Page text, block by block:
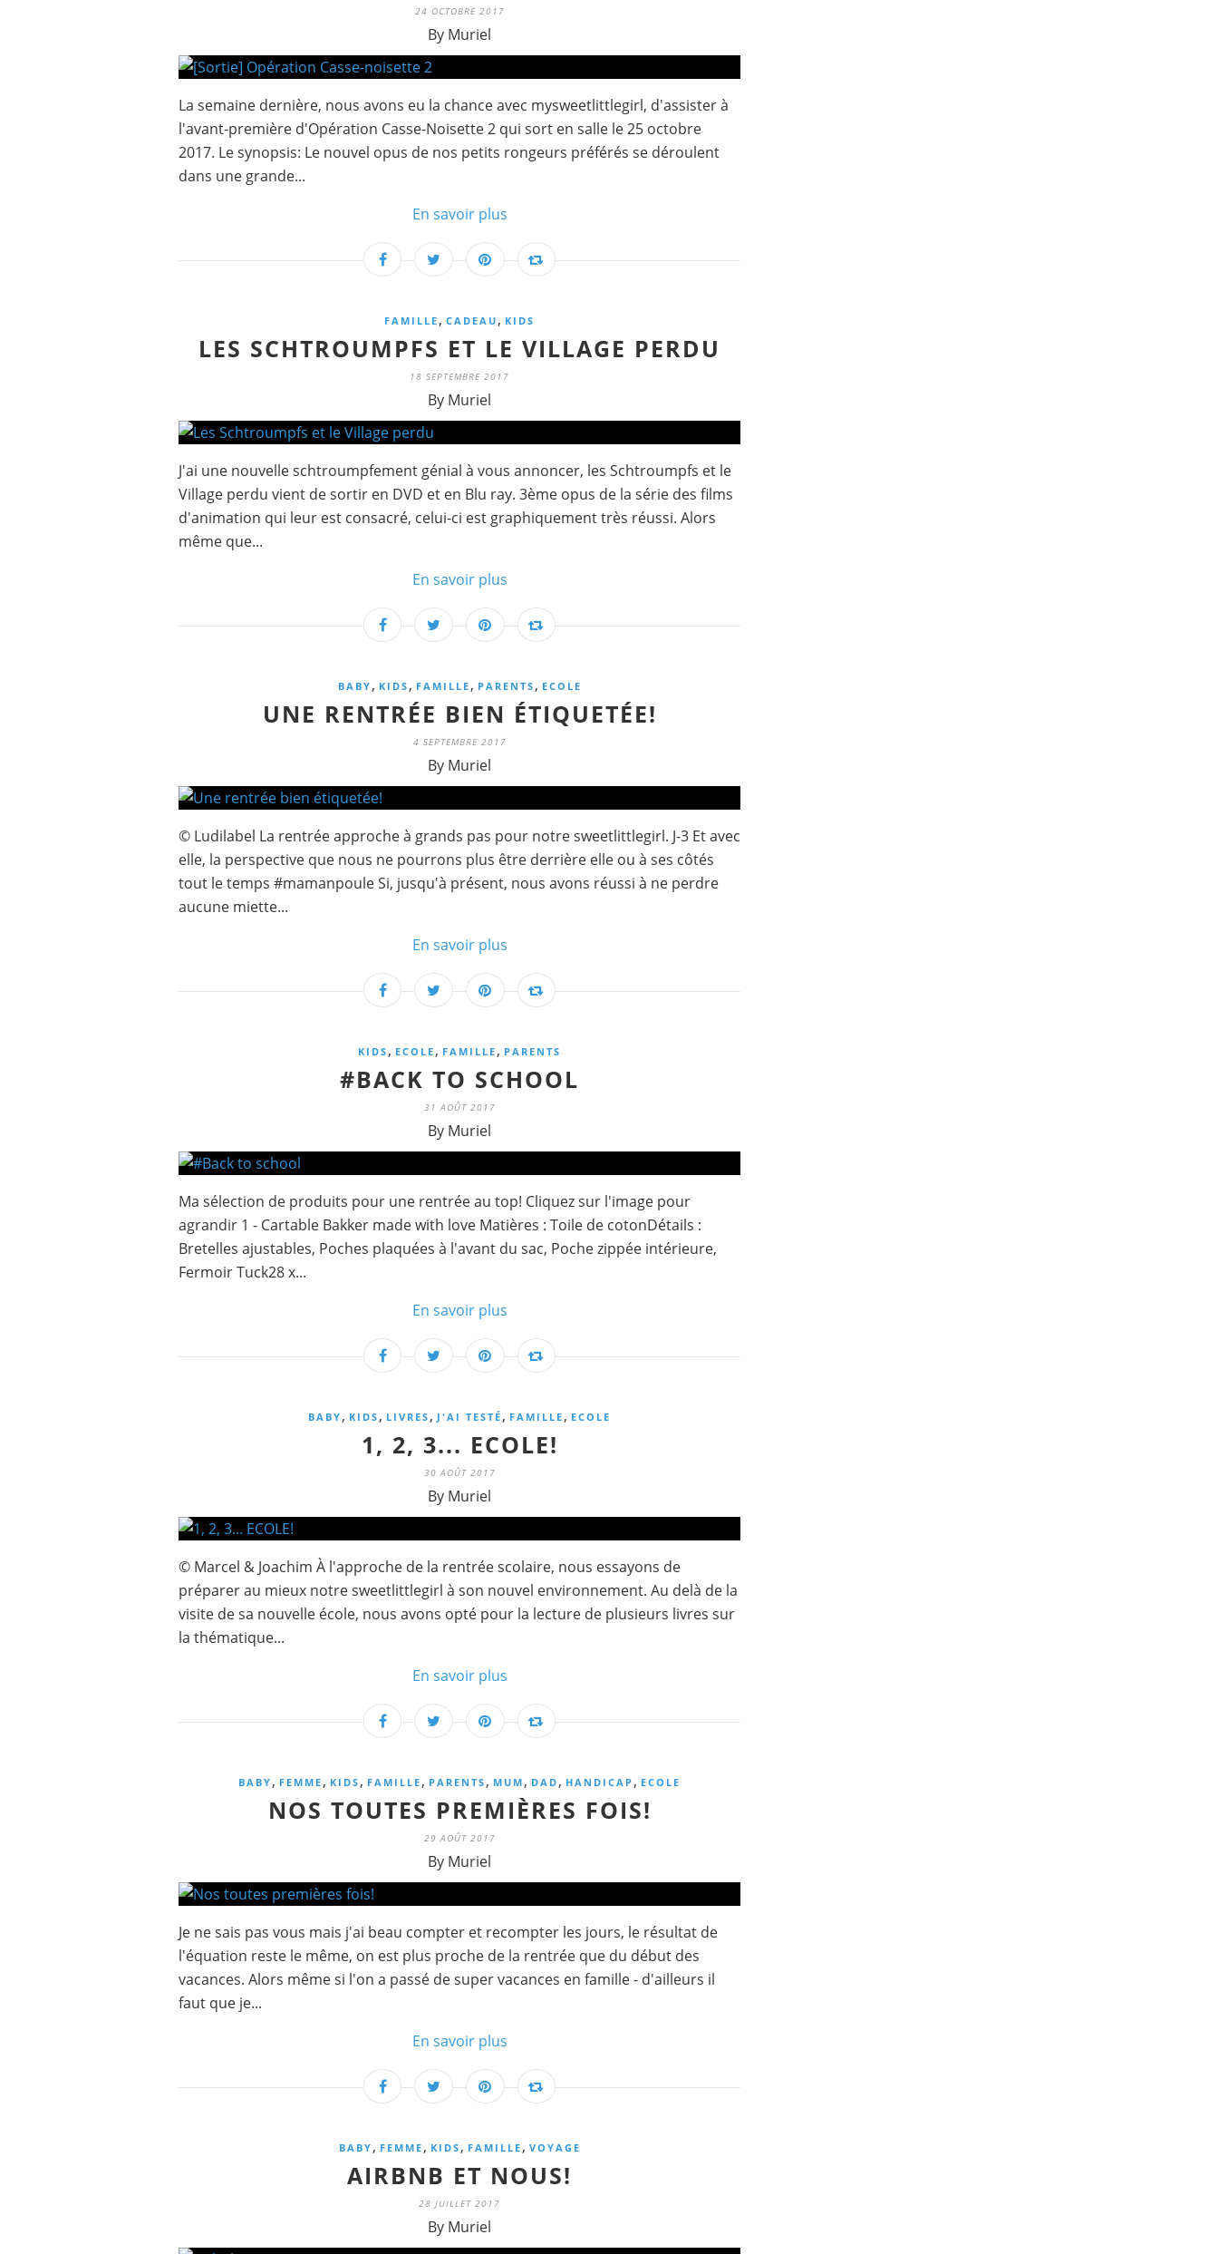
24 OCTOBRE 2017
By Muriel
La semaine dernière, nous avons eu la chance avec mysweetlittlegirl, d'assister à
l'avant-première d'Opération Casse-Noisette 2 qui sort en salle le 25 octobre
2017. Le synopsis: Le nouvel opus de nos petits rongeurs préférés se déroulent
dans une grande...
En savoir plus
FAMILLE, CADEAU, KIDS
LES SCHTROUMPFS ET LE VILLAGE PERDU
18 SEPTEMBRE 2017
By Muriel
J'ai une nouvelle schtroumpfement génial à vous annoncer, les Schtroumpfs et le
Village perdu vient de sortir en DVD et en Blu ray. 3ème opus de la série des films
d'animation qui leur est consacré, celui-ci est graphiquement très réussi. Alors
même que...
En savoir plus
BABY, KIDS, FAMILLE, PARENTS, ECOLE
UNE RENTRÉE BIEN ÉTIQUETÉE!
4 SEPTEMBRE 2017
By Muriel
© Ludilabel La rentrée approche à grands pas pour notre sweetlittlegirl. J-3 Et avec
elle, la perspective que nous ne pourrons plus être derrière elle ou à ses côtés
tout le temps #mamanpoule Si, jusqu'à présent, nous avons réussi à ne perdre
aucune miette...
En savoir plus
KIDS, ECOLE, FAMILLE, PARENTS
#BACK TO SCHOOL
31 AOÛT 2017
By Muriel
Ma sélection de produits pour une rentrée au top! Cliquez sur l'image pour
agrandir 1 - Cartable Bakker made with love Matières : Toile de cotonDétails :
Bretelles ajustables, Poches plaquées à l'avant du sac, Poche zippée intérieure,
Fermoir Tuck28 x...
En savoir plus
BABY, KIDS, LIVRES,J'AI TESTÉ, FAMILLE, ECOLE
1, 2, 3... ECOLE!
30 AOÛT 2017
By Muriel
© Marcel & Joachim À l'approche de la rentrée scolaire, nous essayons de
préparer au mieux notre sweetlittlegirl à son nouvel environnement. Au delà de la
visite de sa nouvelle école, nous avons opté pour la lecture de plusieurs livres sur
la thématique...
En savoir plus
BABY, FEMME, KIDS, FAMILLE, PARENTS, MUM, DAD, HANDICAP, ECOLE
NOS TOUTES PREMIÈRES FOIS!
29 AOÛT 2017
By Muriel
Je ne sais pas vous mais j'ai beau compter et recompter les jours, le résultat de
l'équation reste le même, on est plus proche de la rentrée que du début des
vacances. Alors même si l'on a passé de super vacances en famille - d'ailleurs il
faut que je...
En savoir plus
BABY, FEMME, KIDS, FAMILLE, VOYAGE
AIRBNB ET NOUS!
28 JUILLET 2017
By Muriel